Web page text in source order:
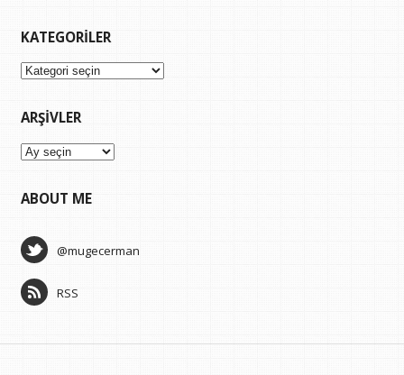
KATEGORILER
Kategoriler
ARŞIVLER
Arşivler
ABOUT ME
@mugecerman
RSS